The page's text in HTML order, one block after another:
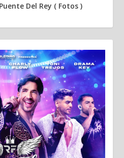
Del Rey ( Fotos )